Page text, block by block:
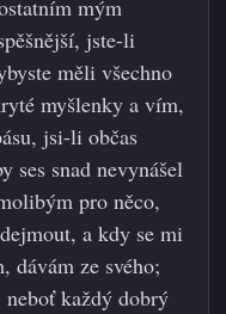
mým
jste-li
měli všechno
myšlenky a vím,
jsi-li občas
ses snad nevynášel
pro něco,
a kdy se mi
dávám ze svého;
každý dobrý